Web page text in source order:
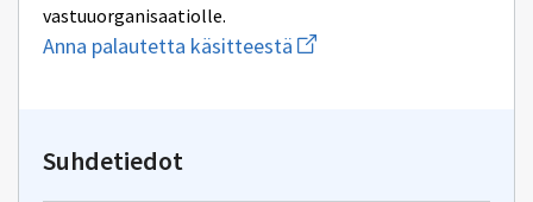
vastuuorganisaatiolle.
Anna palautetta käsitteestä Aloita
uuden
Suhdetiedot